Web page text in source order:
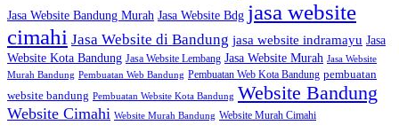
Jasa Website Bandung Murah Jasa Website Bdg jasa website
cimahi Jasa Website di Bandung jasa website indramayu Jasa
Website Kota Bandung Jasa Website Lembang Jasa Website Murah Jasa Website
Murah Bandung Pembuatan Web Bandung Pembuatan Web Kota Bandung pembuatan
website bandung Pembuatan Website Kota Bandung Website Bandung
Website Cimahi Website Murah Bandung Website Murah Cimahi